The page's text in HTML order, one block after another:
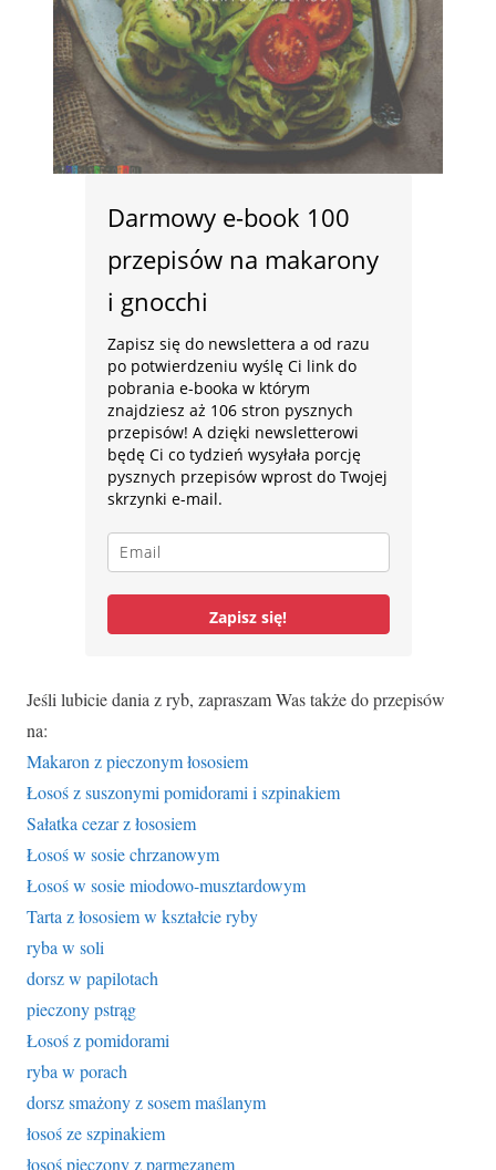
Darmowy e-book 100
przepisów na makarony
i gnocchi
Zapisz się do newslettera a od razu
po potwierdzeniu wyślę Ci link do
pobrania e-booka w którym
znajdziesz aż 106 stron pysznych
przepisów! A dzięki newsletterowi
będę Ci co tydzień wysyłała porcję
pysznych przepisów wprost do Twojej
skrzynki e-mail.
Zapisz się!
Jeśli lubicie dania z ryb, zapraszam Was także do przepisów
na:
Makaron z pieczonym łososiem
Łosoś z suszonymi pomidorami i szpinakiem
Sałatka cezar z łososiem
Łosoś w sosie chrzanowym
Łosoś w sosie miodowo-musztardowym
Tarta z łososiem w kształcie ryby
ryba w soli
dorsz w papilotach
pieczony pstrąg
Łosoś z pomidorami
ryba w porach
dorsz smażony z sosem maślanym
łosoś ze szpinakiem
łosoś pieczony z parmezanem